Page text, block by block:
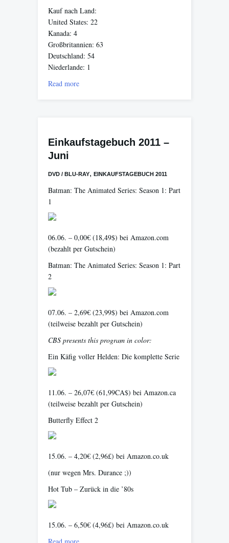
Kauf nach Land:
United States: 22
Kanada: 4
Großbritannien: 63
Deutschland: 54
Niederlande: 1
Read more
Einkaufstagebuch 2011 –
Juni
DVD / BLU-RAY, EINKAUFSTAGEBUCH 2011
Batman: The Animated Series: Season 1: Part
1
06.06. – 0,00€ (18,49$) bei Amazon.com
(bezahlt per Gutschein)
Batman: The Animated Series: Season 1: Part
2
07.06. – 2,69€ (23,99$) bei Amazon.com
(teilweise bezahlt per Gutschein)
CBS presents this program in color:
Ein Käfig voller Helden: Die komplette Serie
11.06. – 26,07€ (61,99CA$) bei Amazon.ca
(teilweise bezahlt per Gutschein)
Butterfly Effect 2
15.06. – 4,20€ (2,96£) bei Amazon.co.uk
(nur wegen Mrs. Durance ;))
Hot Tub – Zurück in die ’80s
15.06. – 6,50€ (4,96£) bei Amazon.co.uk